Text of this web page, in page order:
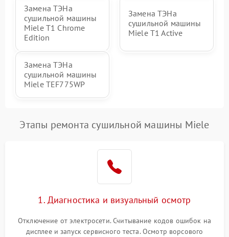
Замена ТЭНа
сушильной машины
Miele T1 Chrome
Edition
Замена ТЭНа
сушильной машины
Miele T1 Active
Замена ТЭНа
сушильной машины
Miele TEF775WP
Этапы ремонта сушильной машины Miele
1. Диагностика и визуальный осмотр
Отключение от электросети. Считывание кодов ошибок на
дисплее и запуск сервисного теста. Осмотр ворсового